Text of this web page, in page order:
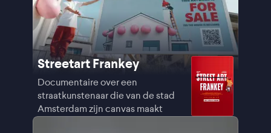
Streetart Frankey
Documentaire over een
straatkunstenaar die van de stad
Amsterdam zijn canvas maakt